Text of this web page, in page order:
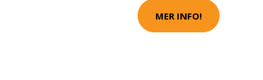
MER INFO!